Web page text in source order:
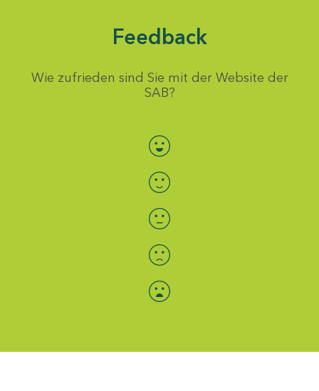
Feedback
Wie zufrieden sind Sie mit der Website der
SAB?
Bewertung auswählen